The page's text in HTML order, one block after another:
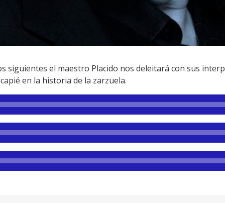
siguientes el maestro Placido nos deleitará con sus
en la historia de la zarzuela.